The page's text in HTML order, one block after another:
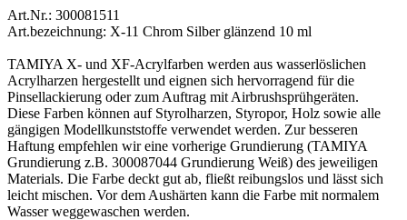
Art.Nr.: 300081511
Art.bezeichnung: X-11 Chrom Silber glänzend 10 ml
TAMIYA X- und XF-Acrylfarben werden aus wasserlöslichen
Acrylharzen hergestellt und eignen sich hervorragend für die
Pinsellackierung oder zum Auftrag mit Airbrushsprühgeräten.
Diese Farben können auf Styrolharzen, Styropor, Holz sowie alle
gängigen Modellkunststoffe verwendet werden. Zur besseren
Haftung empfehlen wir eine vorherige Grundierung (TAMIYA
Grundierung z.B. 300087044 Grundierung Weiß) des jeweiligen
Materials. Die Farbe deckt gut ab, fließt reibungslos und lässt sich
leicht mischen. Vor dem Aushärten kann die Farbe mit normalem
Wasser weggewaschen werden.